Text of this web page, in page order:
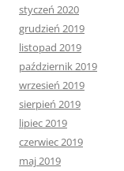
styczeń 2020
grudzień 2019
listopad 2019
październik 2019
wrzesień 2019
sierpień 2019
lipiec 2019
czerwiec 2019
maj 2019